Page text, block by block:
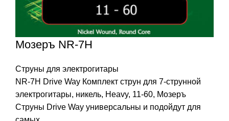
Мозеръ NR-7H
Струны для электрогитары
NR-7H Drive Way Комплект струн для 7-струнной
электрогитары, никель, Heavy, 11-60, Мозеръ
Струны Drive Way универсальны и подойдут для